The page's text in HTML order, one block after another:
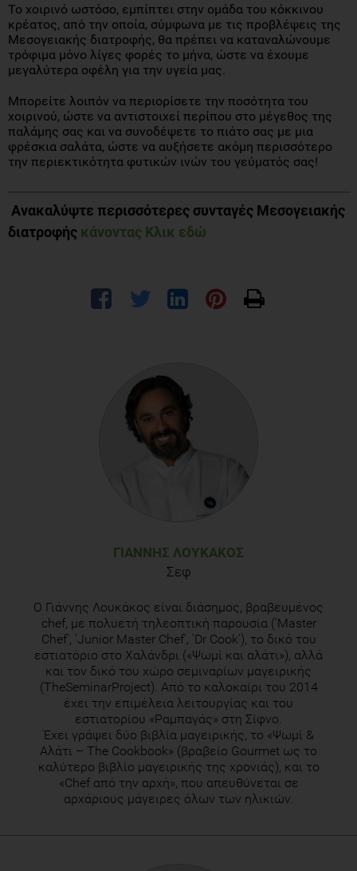
Το χοιρινό ωστόσο, εμπίπτει στην ομάδα του κόκκινου
κρέατος, από την οποία, σύμφωνα με τις προβλέψεις της
Μεσογειακής διατροφής, θα πρέπει να καταναλώνουμε
τρόφιμα μόνο λίγες φορές το μήνα, ώστε να έχουμε
μεγαλύτερα οφέλη για την υγεία μας.
Μπορείτε λοιπόν να περιορίσετε την ποσότητα του
χοιρινού, ώστε να αντιστοιχεί περίπου στο μέγεθος της
παλάμης σας και να συνοδέψετε το πιάτο σας με μια
φρέσκια σαλάτα, ώστε να αυξήσετε ακόμη περισσότερο
την περιεκτικότητα φυτικών ινών του γεύματός σας!
Ανακαλύψτε περισσότερες συνταγές Μεσογειακής
διατροφής κάνοντας Κλικ εδώ
ΓΙΆΝΝΗΣ ΛΟΥΚΆΚΟΣ
Σεφ
O Γιάννης Λουκάκος είναι διάσημος, βραβευμένος
chef, με πολυετή τηλεοπτική παρουσία ('Master
Chef', 'Junior Master Chef', 'Dr Cook'), το δικό του
εστιατόριο στο Χαλάνδρι («Ψωμί και αλάτι»), αλλά
και τον δικό του χώρο σεμιναρίων μαγειρικής
(TheSeminarProject). Από το καλοκαίρι του 2014
έχει την επιμέλεια λειτουργίας και του
εστιατορίου «Ραμπαγάς» στη Σίφνο.
Έχει γράψει δύο βιβλία μαγειρικής, το «Ψωμί &
Αλάτι – Τhe Cookbook» (βραβείο Gourmet ως το
καλύτερο βιβλίο μαγειρικής της χρονιάς), και το
«Chef από την αρχή», που απευθύνεται σε
αρχάριους μάγειρες όλων των ηλικιών.